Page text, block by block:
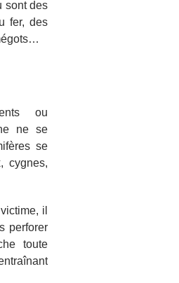
sont des
fer, des
ou
ne se
se
cygnes,
il
perforer
toute